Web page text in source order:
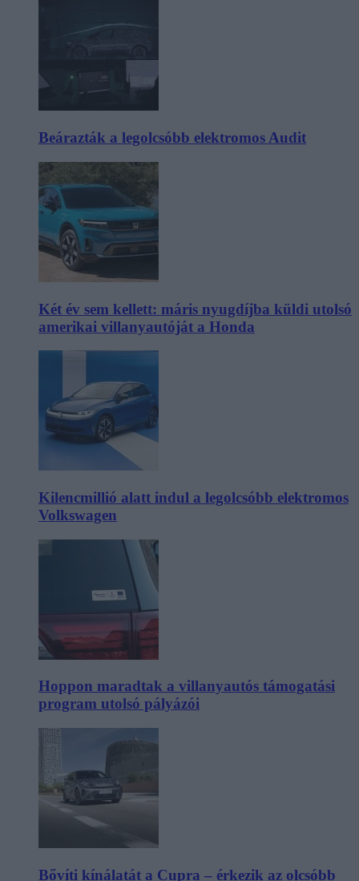
Beárazták a legolcsóbb elektromos Audit
Két év sem kellett: máris nyugdíjba küldi utolsó
amerikai villanyautóját a Honda
Kilencmillió alatt indul a legolcsóbb elektromos
Volkswagen
Hoppon maradtak a villanyautós támogatási
program utolsó pályázói
Bővíti kínálatát a Cupra – érkezik az olcsóbb